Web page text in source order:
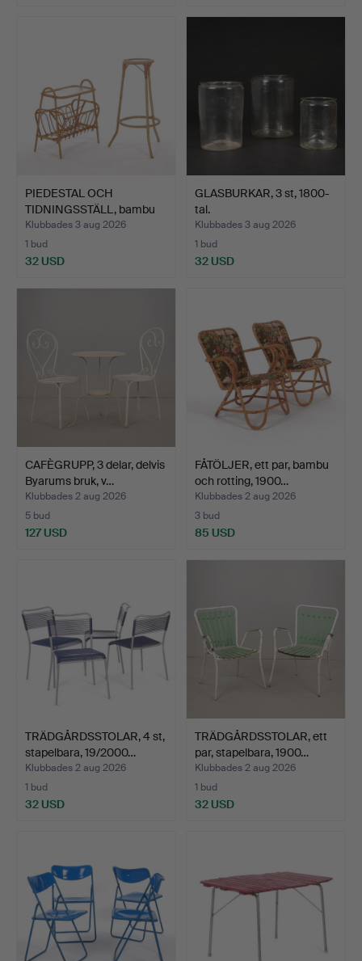
PIEDESTAL OCH
TIDNINGSSTÄLL, bambu
med råg…
Klubbades 3 aug 2026
1 bud
32 USD
GLASBURKAR, 3 st, 1800-
tal.
Klubbades 3 aug 2026
1 bud
32 USD
CAFÈGRUPP, 3 delar, delvis
Byarums bruk, v…
Klubbades 2 aug 2026
5 bud
127 USD
FÅTÖLJER, ett par, bambu
och rotting, 1900…
Klubbades 2 aug 2026
3 bud
85 USD
TRÄDGÅRDSSTOLAR, 4 st,
stapelbara, 19/2000…
Klubbades 2 aug 2026
1 bud
32 USD
TRÄDGÅRDSSTOLAR, ett
par, stapelbara, 1900…
Klubbades 2 aug 2026
1 bud
32 USD